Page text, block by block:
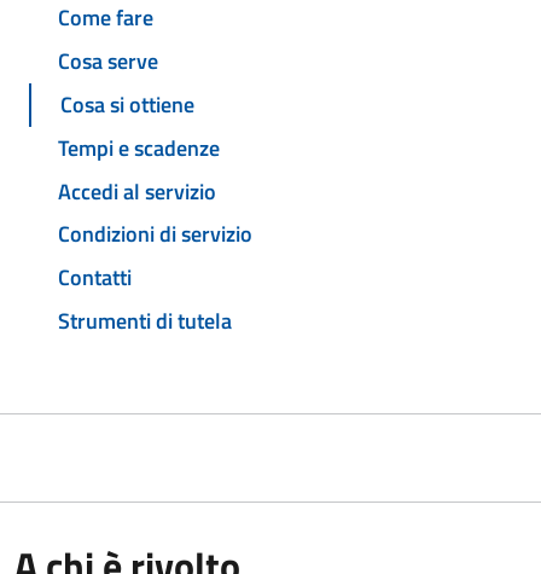
Come fare
Cosa serve
Cosa si ottiene
Tempi e scadenze
Accedi al servizio
Condizioni di servizio
Contatti
Strumenti di tutela